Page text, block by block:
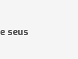
seus